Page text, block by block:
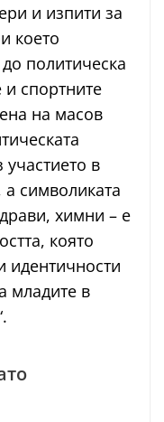
и изпити за
което
политическа
спортните
на масов
в
символиката
химни – е
която
идентичности
младите в